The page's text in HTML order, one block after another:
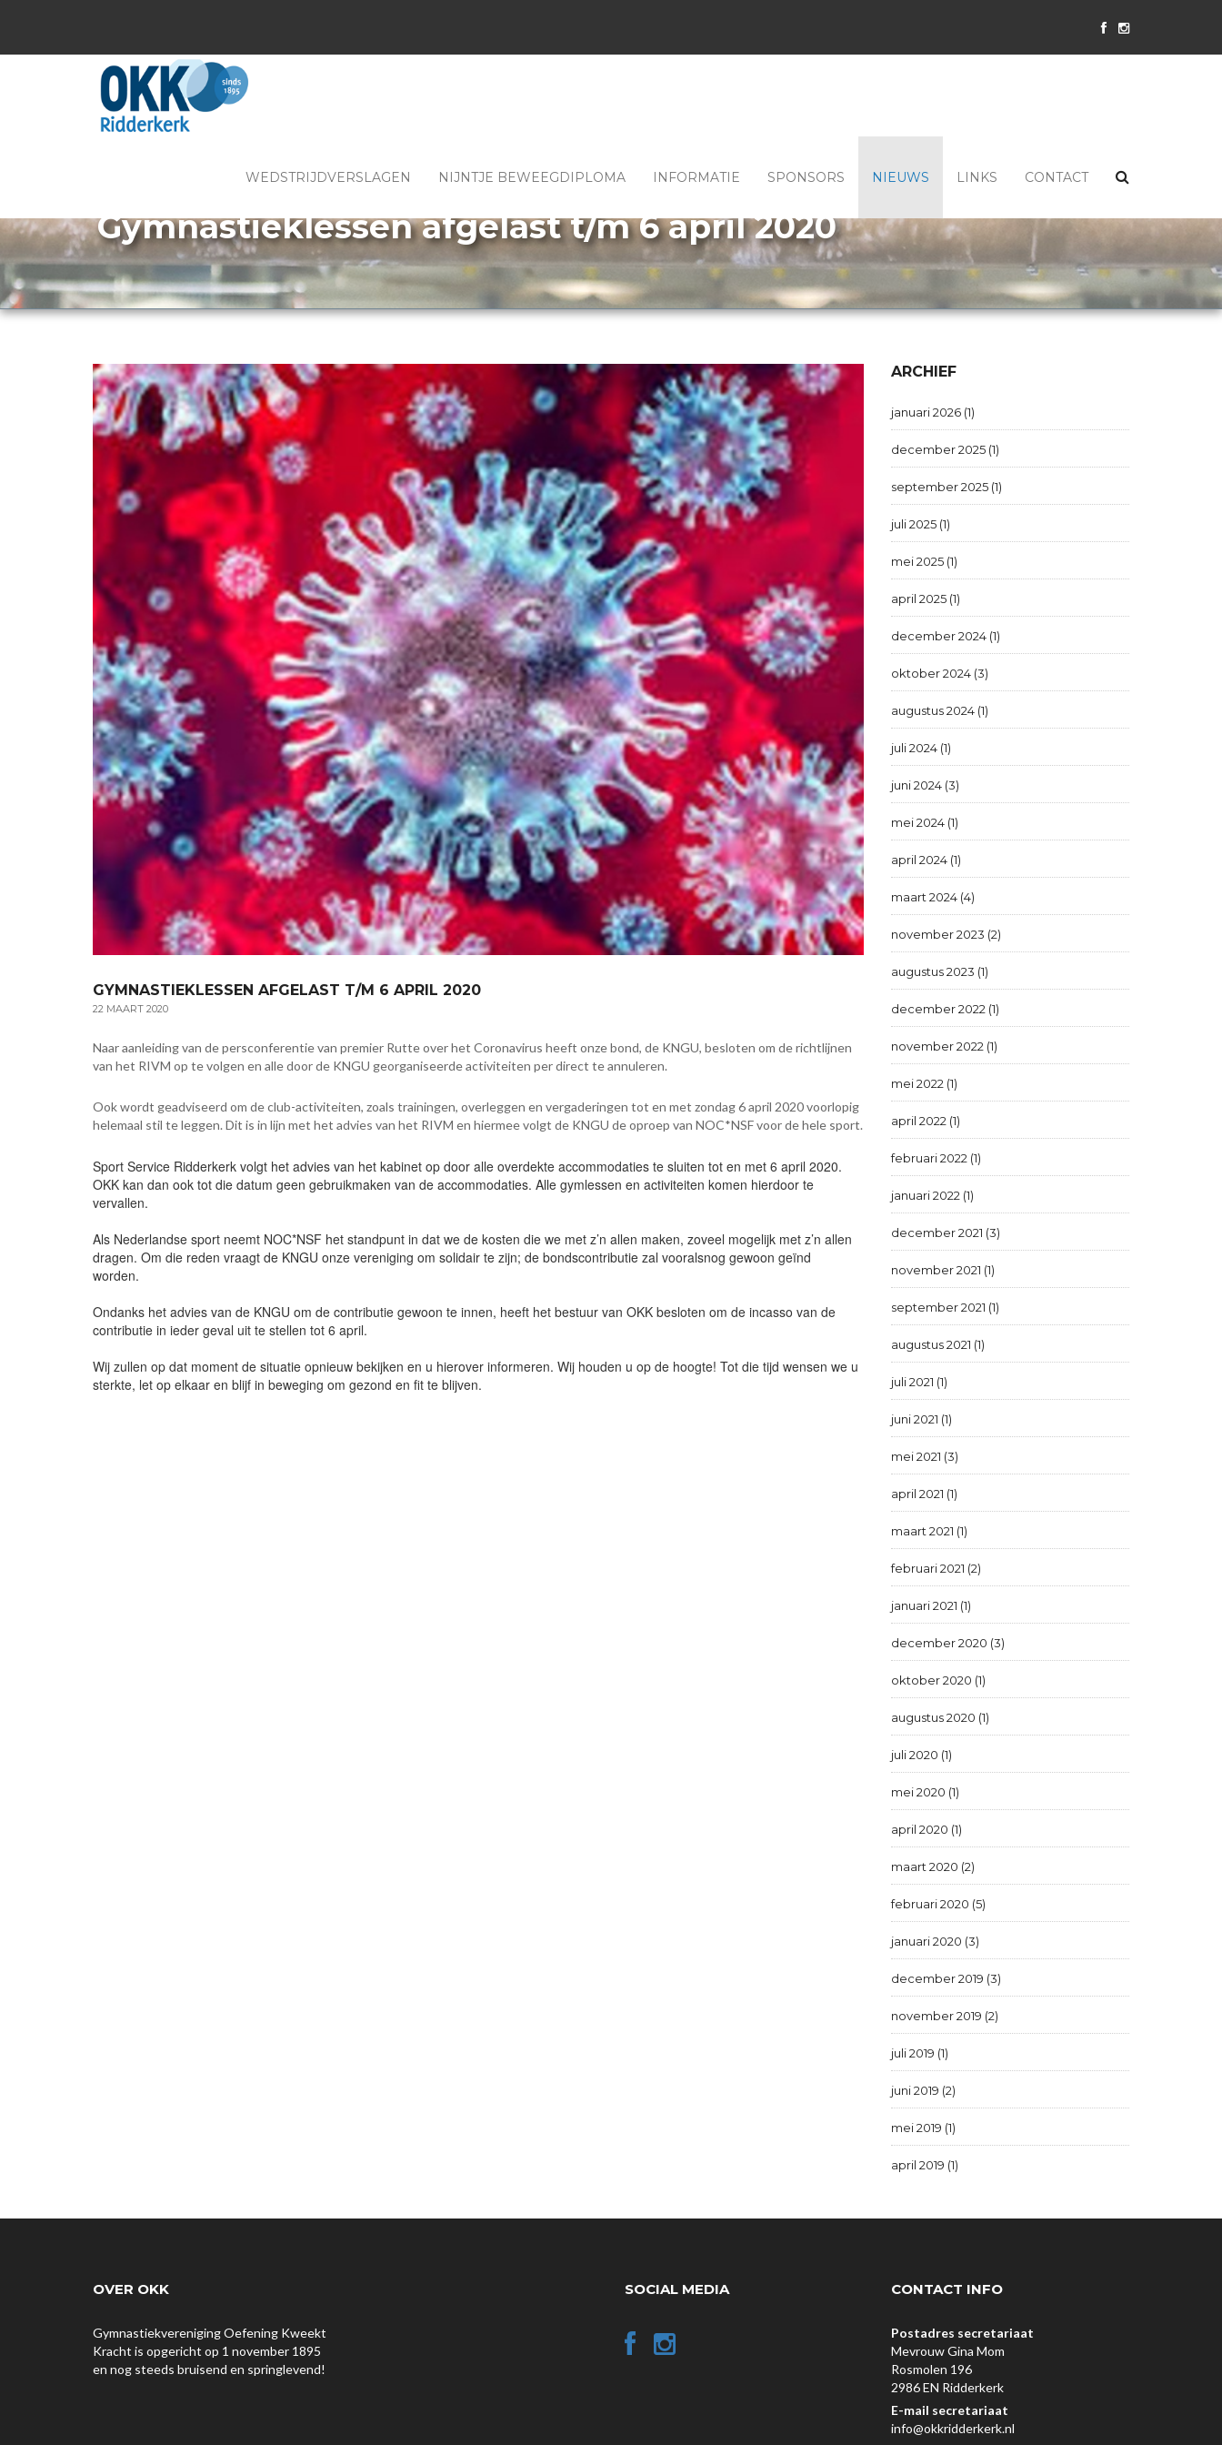
WEDSTRIJDVERSLAGEN NIJNTJE BEWEEGDIPLOMA INFORMATIE SPONSORS NIEUWS LINKS CONTACT
Gymnastieklessen afgelast t/m 6 april 2020
GYMNASTIEKLESSEN AFGELAST T/M 6 APRIL 2020
22 MAART 2020
Naar aanleiding van de persconferentie van premier Rutte over het Coronavirus heeft onze bond, de KNGU, besloten om de richtlijnen
van het RIVM op te volgen en alle door de KNGU georganiseerde activiteiten per direct te annuleren.
Ook wordt geadviseerd om de club-activiteiten, zoals trainingen, overleggen en vergaderingen tot en met zondag 6 april 2020 voorlopig
helemaal stil te leggen. Dit is in lijn met het advies van het RIVM en hiermee volgt de KNGU de oproep van NOC*NSF voor de hele sport.
Sport Service Ridderkerk volgt het advies van het kabinet op door alle overdekte accommodaties te sluiten tot en met 6 april 2020.
OKK kan dan ook tot die datum geen gebruikmaken van de accommodaties. Alle gymlessen en activiteiten komen hierdoor te
vervallen.
Als Nederlandse sport neemt NOC*NSF het standpunt in dat we de kosten die we met z’n allen maken, zoveel mogelijk met z’n allen
dragen. Om die reden vraagt de KNGU onze vereniging om solidair te zijn; de bondscontributie zal vooralsnog gewoon geïnd
worden.
Ondanks het advies van de KNGU om de contributie gewoon te innen, heeft het bestuur van OKK besloten om de incasso van de
contributie in ieder geval uit te stellen tot 6 april.
Wij zullen op dat moment de situatie opnieuw bekijken en u hierover informeren. Wij houden u op de hoogte! Tot die tijd wensen we u
sterkte, let op elkaar en blijf in beweging om gezond en fit te blijven.
ARCHIEF
januari 2026 (1)
december 2025 (1)
september 2025 (1)
juli 2025 (1)
mei 2025 (1)
april 2025 (1)
december 2024 (1)
oktober 2024 (3)
augustus 2024 (1)
juli 2024 (1)
juni 2024 (3)
mei 2024 (1)
april 2024 (1)
maart 2024 (4)
november 2023 (2)
augustus 2023 (1)
december 2022 (1)
november 2022 (1)
mei 2022 (1)
april 2022 (1)
februari 2022 (1)
januari 2022 (1)
december 2021 (3)
november 2021 (1)
september 2021 (1)
augustus 2021 (1)
juli 2021 (1)
juni 2021 (1)
mei 2021 (3)
april 2021 (1)
maart 2021 (1)
februari 2021 (2)
januari 2021 (1)
december 2020 (3)
oktober 2020 (1)
augustus 2020 (1)
juli 2020 (1)
mei 2020 (1)
april 2020 (1)
maart 2020 (2)
februari 2020 (5)
januari 2020 (3)
december 2019 (3)
november 2019 (2)
juli 2019 (1)
juni 2019 (2)
mei 2019 (1)
april 2019 (1)
OVER OKK
Gymnastiekvereniging Oefening Kweekt
Kracht is opgericht op 1 november 1895
en nog steeds bruisend en springlevend!
SOCIAL MEDIA CONTACT INFO
Postadres secretariaat
Mevrouw Gina Mom
Rosmolen 196
2986 EN Ridderkerk
E-mail secretariaat
info@okkridderkerk.nl